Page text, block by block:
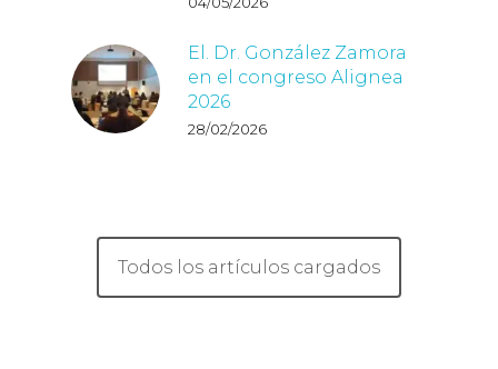
El. Dr. González Zamora
en el congreso Alignea
2026
28/02/2026